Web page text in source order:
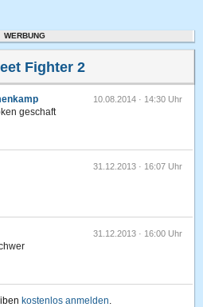
WERBUNG
Fighter 2
10.08.2014 · 14:30 Uhr
geschaft
31.12.2013 · 16:07 Uhr
31.12.2013 · 16:00 Uhr
kostenlos anmelden.